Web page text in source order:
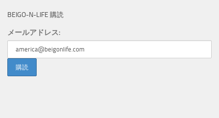
BEIGO-N-LIFE 購読
メールアドレス: